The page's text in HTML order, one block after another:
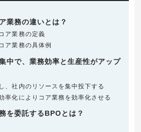
業務の違いとは？
ア業務の定義
ア業務の具体例
中で、業務効率と生産性がアップ
、社内のリソースを集中投下する
率化によりコア業務を効率化させる
を委託するBPOとは？